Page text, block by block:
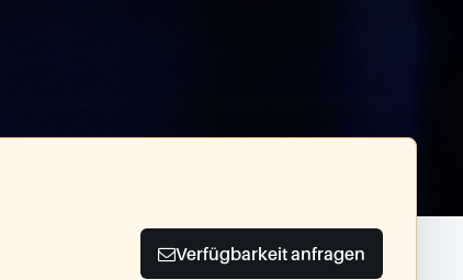
Verfügbarkeit anfragen